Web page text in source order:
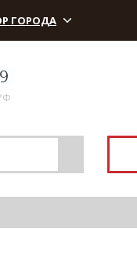
ГОРОДА